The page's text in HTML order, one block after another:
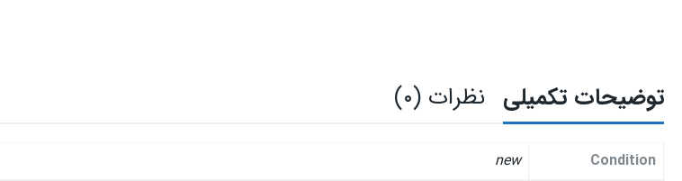
توضیحات تکمیلی نظرات (۰)
Condition
new